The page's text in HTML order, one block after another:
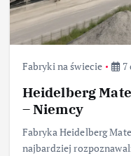
Fabryki na świecie 7
Heidelberg
– Niemcy
Fabryka Heidelberg
najbardziej